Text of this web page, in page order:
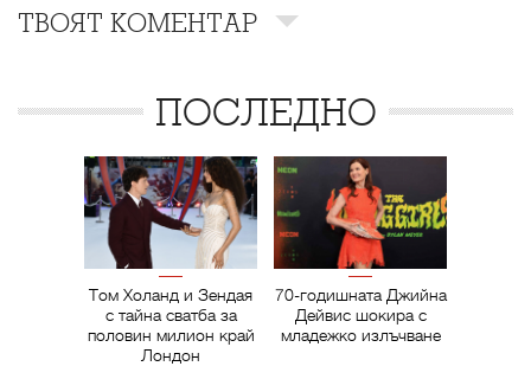
ТВОЯТ КОМЕНТАР
ПОСЛЕДНО
Том Холанд и Зендая
с тайна сватба за
половин милион край
Лондон
70-годишната Джийна
Дейвис шокира с
младежко излъчване